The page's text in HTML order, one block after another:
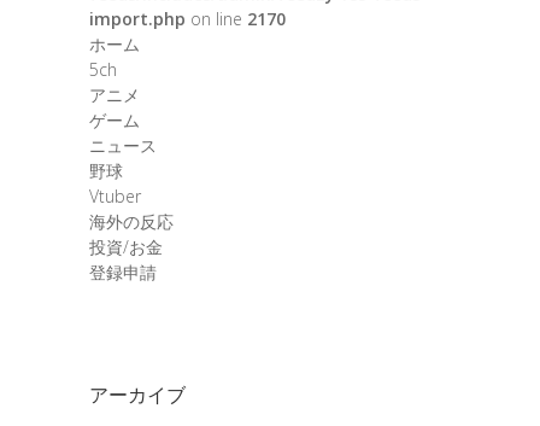
import.php on line 2170
ホーム
5ch
アニメ
ゲーム
ニュース
野球
Vtuber
海外の反応
投資/お金
登録申請
アーカイブ